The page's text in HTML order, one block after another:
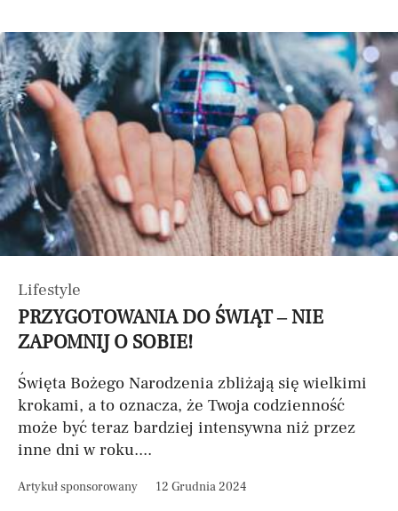
Lifestyle
PRZYGOTOWANIA DO ŚWIĄT – NIE
ZAPOMNIJ O SOBIE!
Święta Bożego Narodzenia zbliżają się wielkimi
krokami, a to oznacza, że Twoja codzienność
może być teraz bardziej intensywna niż przez
inne dni w roku....
Artykuł sponsorowany 12 Grudnia 2024